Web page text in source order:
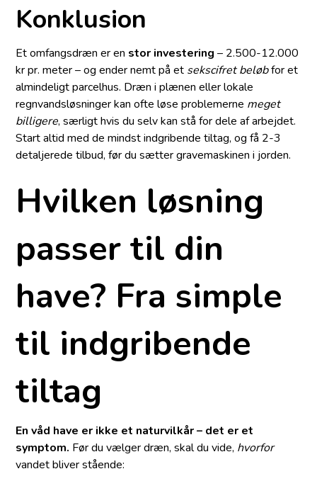
Konklusion
Et omfangsdræn er en stor investering – 2.500-12.000
kr pr. meter – og ender nemt på et sekscifret beløbfor et
almindeligt parcelhus. Dræn i plænen eller lokale
regnvands­løsninger kan ofte løse problemerne meget
billigere, særligt hvis du selv kan stå for dele af arbejdet.
Start altid med de mindst indgribende tiltag, og få 2-3
detaljerede tilbud, før du sætter gravemaskinen i jorden.
Hvilken løsning
passer til din
have? Fra simple
til indgribende
tiltag
En våd have er ikke et naturvilkår – det er et
symptom. Før du vælger dræn, skal du vide, hvorfor
vandet bliver stående: